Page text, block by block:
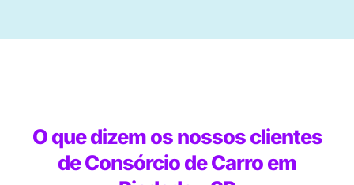
O que dizem os nossos clientes
de Consórcio de Carro em